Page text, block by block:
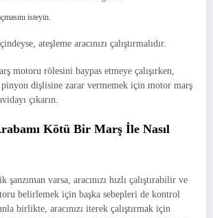
isteyin.
ateşleme aracınızı çalıştırmalıdır.
motoru rölesini baypas etmeye çalışırken,
dişlisine zarar vermemek için motor marş
çıkarın.
Kötü Bir Marş İle Nasıl
şanzıman varsa, aracınızı hızlı çalıştırabilir ve
belirlemek için başka sebepleri de kontrol
birlikte, aracınızı iterek çalıştırmak için